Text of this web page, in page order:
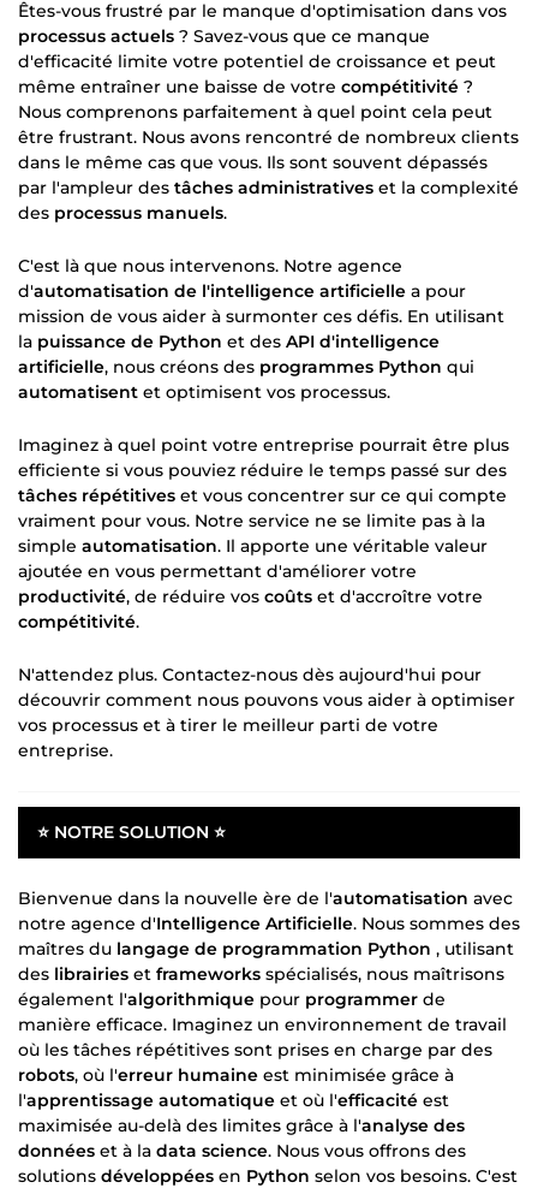
Êtes-vous frustré par le manque d'optimisation dans vos
processus actuels ? Savez-vous que ce manque
d'efficacité limite votre potentiel de croissance et peut
même entraîner une baisse de votre compétitivité ?
Nous comprenons parfaitement à quel point cela peut
être frustrant. Nous avons rencontré de nombreux clients
dans le même cas que vous. Ils sont souvent dépassés
par l'ampleur des tâches administratives et la complexité
des processus manuels.
C'est là que nous intervenons. Notre agence
d'automatisation de l'intelligence artificielle a pour
mission de vous aider à surmonter ces défis. En utilisant
la puissance de Python et des API d'intelligence
artificielle, nous créons des programmes Python qui
automatisent et optimisent vos processus.
Imaginez à quel point votre entreprise pourrait être plus
efficiente si vous pouviez réduire le temps passé sur des
tâches répétitives et vous concentrer sur ce qui compte
vraiment pour vous. Notre service ne se limite pas à la
simple automatisation. Il apporte une véritable valeur
ajoutée en vous permettant d'améliorer votre
productivité, de réduire vos coûts et d'accroître votre
compétitivité.
N'attendez plus. Contactez-nous dès aujourd'hui pour
découvrir comment nous pouvons vous aider à optimiser
vos processus et à tirer le meilleur parti de votre
entreprise.
⭐ NOTRE SOLUTION ⭐
Bienvenue dans la nouvelle ère de l'automatisation avec
notre agence d'Intelligence Artificielle. Nous sommes des
maîtres du langage de programmation Python , utilisant
des librairies et frameworks spécialisés, nous maîtrisons
également l'algorithmique pour programmer de
manière efficace. Imaginez un environnement de travail
où les tâches répétitives sont prises en charge par des
robots, où l'erreur humaine est minimisée grâce à
l'apprentissage automatique et où l'efficacité est
maximisée au-delà des limites grâce à l'analyse des
données et à la data science. Nous vous offrons des
solutions développées en Python selon vos besoins. C'est